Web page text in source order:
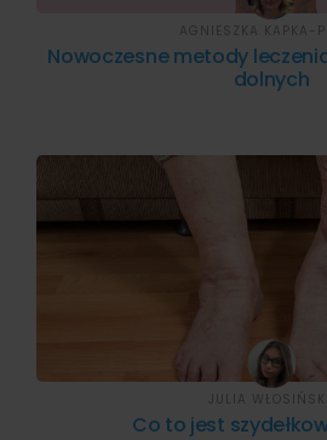
Nowoczesne metody
dolnych
AGNIESZKA KAPKA-
Co to jest
JULIA